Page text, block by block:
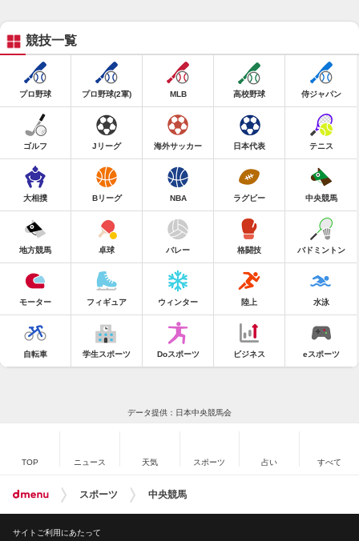
競技一覧
プロ野球 プロ野球(2軍) MLB 高校野球 侍ジャパン
ゴルフ Jリーグ 海外サッカー 日本代表 テニス
大相撲 Bリーグ NBA ラグビー 中央競馬
地方競馬 卓球 バレー 格闘技 バドミントン
モーター フィギュア ウィンター 陸上 水泳
自転車 学生スポーツ Doスポーツ ビジネス eスポーツ
データ提供：日本中央競馬会
TOP ニュース 天気 スポーツ 占い すべて
スポーツ 中央競馬
サイトご利用にあたって